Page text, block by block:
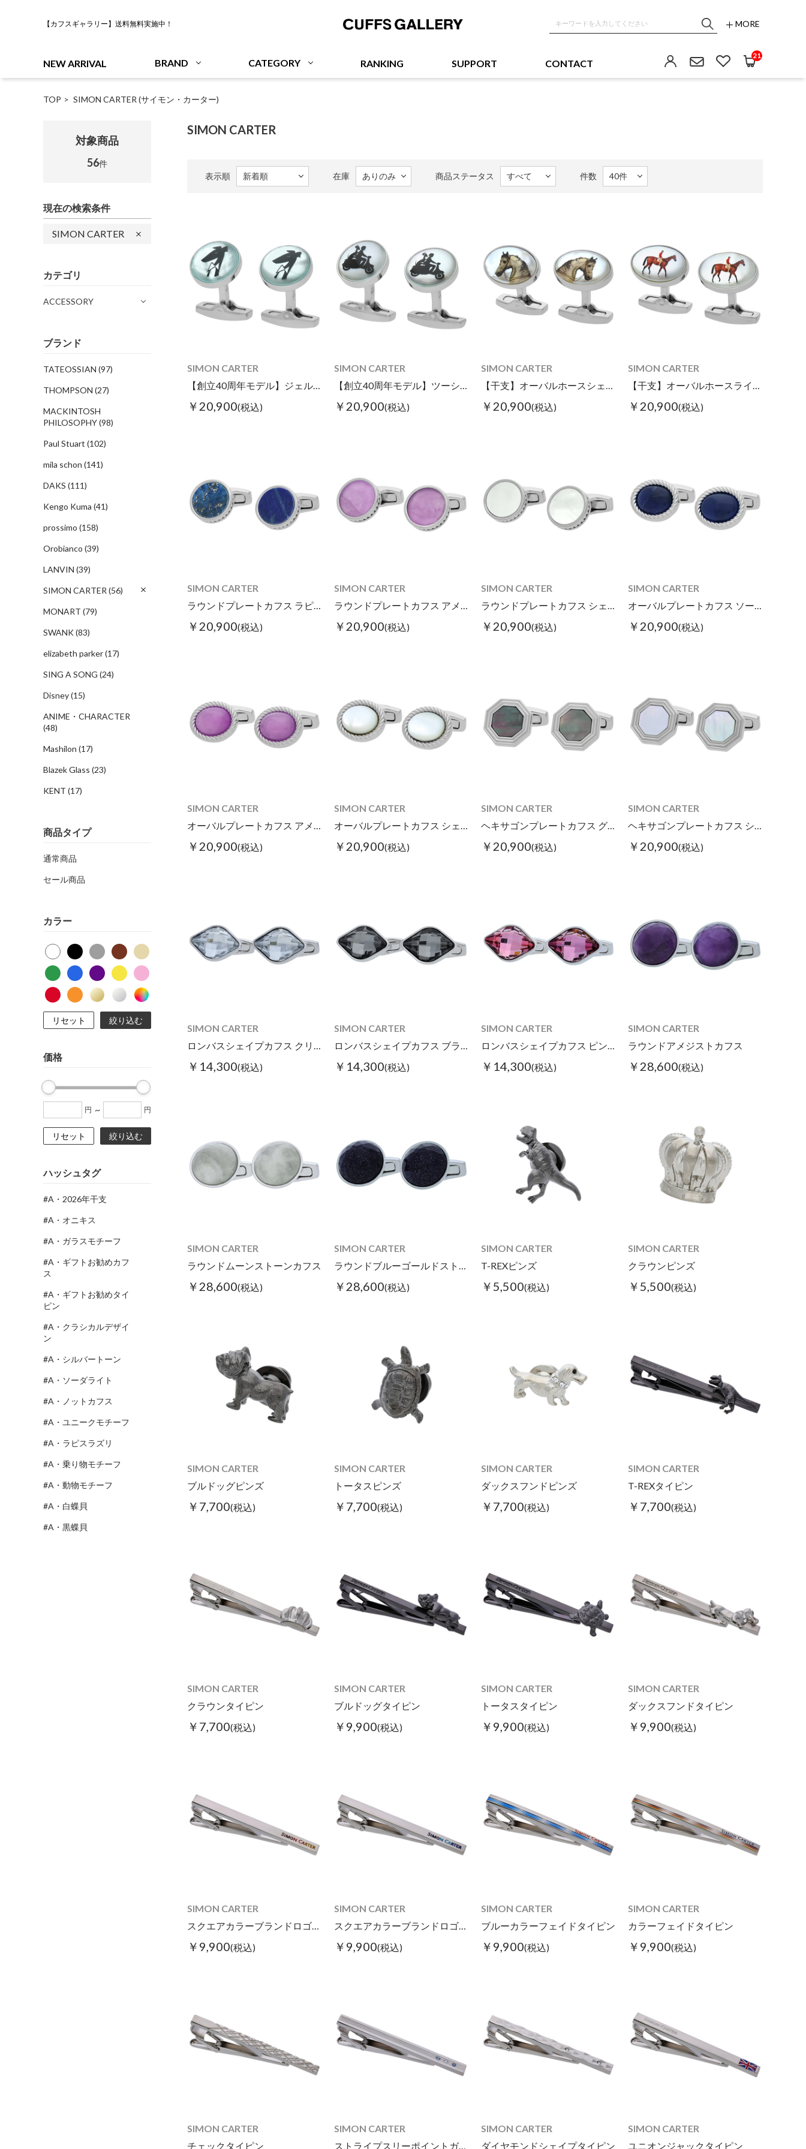
【カフスギャラリー】送料無料実施中！ MORE
NEW ARRIVAL BRAND CATEGORY RANKING SUPPORT CONTACT
21
TOP SIMON CARTER (サイモン・カーター)
対象商品
56件
現在の検索条件
SIMON CARTER
カテゴリ
ACCESSORY
ブランド
TATEOSSIAN (97)
THOMPSON (27)
MACKINTOSH
PHILOSOPHY(98)
Paul Stuart (102)
mila schon (141)
DAKS (111)
Kengo Kuma (41)
prossimo (158)
Orobianco (39)
LANVIN (39)
SIMON CARTER (56)
MONART (79)
SWANK(83)
elizabeth parker(17)
SING A SONG (24)
Disney(15)
ANIME・CHARACTER
(48)
Mashilon (17)
Blazek Glass (23)
KENT (17)
商品タイプ
通常商品
セール商品
カラー
リセット 絞り込む
価格
円 ~ 円
リセット 絞り込む
ハッシュタグ
#A・2026年干支
#A・オニキス
#A・ガラスモチーフ
#A・ギフトお勧めカフ
ス
#A・ギフトお勧めタイ
ピン
#A・クラシカルデザイ
ン
#A・シルバートーン
#A・ソーダライト
#A・ノットカフス
#A・ユニークモチーフ
#A・ラピスラズリ
#A・乗り物モチーフ
#A・動物モチーフ
#A・白蝶貝
#A・黒蝶貝
SIMON CARTER
表示順 在庫 商品ステータス 件数
SIMON CARTER
【創立40周年モデル】ジェルベースカフス
￥20,900(税込)
SIMON CARTER
【創立40周年モデル】ツーシートスクターカフス
￥20,900(税込)
SIMON CARTER
【干支】オーバルホースシェルカフス
￥20,900(税込)
SIMON CARTER
【干支】オーバルホースライドカフス
￥20,900(税込)
SIMON CARTER
ラウンドプレートカフス ラピスラズリ
￥20,900(税込)
SIMON CARTER
ラウンドプレートカフス アメジスト
￥20,900(税込)
SIMON CARTER
ラウンドプレートカフス シェル
￥20,900(税込)
SIMON CARTER
オーバルプレートカフス ソーダライト
￥20,900(税込)
SIMON CARTER
オーバルプレートカフス アメジスト
￥20,900(税込)
SIMON CARTER
オーバルプレートカフス シェル
￥20,900(税込)
SIMON CARTER
ヘキサゴンプレートカフス グレーMOP
￥20,900(税込)
SIMON CARTER
ヘキサゴンプレートカフス シェル
￥20,900(税込)
SIMON CARTER
ロンバスシェイプカフス クリアカラー
￥14,300(税込)
SIMON CARTER
ロンバスシェイプカフス ブラッククリアカラー
￥14,300(税込)
SIMON CARTER
ロンバスシェイプカフス ピンククリアカラー
￥14,300(税込)
SIMON CARTER
ラウンドアメジストカフス
￥28,600(税込)
SIMON CARTER
ラウンドムーンストーンカフス
￥28,600(税込)
SIMON CARTER
ラウンドブルーゴールドストーンカフス
￥28,600(税込)
SIMON CARTER
T-REXピンズ
￥5,500(税込)
SIMON CARTER
クラウンピンズ
￥5,500(税込)
SIMON CARTER
ブルドッグピンズ
￥7,700(税込)
SIMON CARTER
トータスピンズ
￥7,700(税込)
SIMON CARTER
ダックスフンドピンズ
￥7,700(税込)
SIMON CARTER
T-REXタイピン
￥7,700(税込)
SIMON CARTER
クラウンタイピン
￥7,700(税込)
SIMON CARTER
ブルドッグタイピン
￥9,900(税込)
SIMON CARTER
トータスタイピン
￥9,900(税込)
SIMON CARTER
ダックスフンドタイピン
￥9,900(税込)
SIMON CARTER
スクエアカラーブランドロゴタイピン
￥9,900(税込)
SIMON CARTER
スクエアカラーブランドロゴタイピン
￥9,900(税込)
SIMON CARTER
ブルーカラーフェイドタイピン
￥9,900(税込)
SIMON CARTER
カラーフェイドタイピン
￥9,900(税込)
SIMON CARTER
チェックタイピン
SIMON CARTER
ストライプスリーポイントガラスタイピン
SIMON CARTER
ダイヤモンドシェイプタイピン
SIMON CARTER
ユニオンジャックタイピン